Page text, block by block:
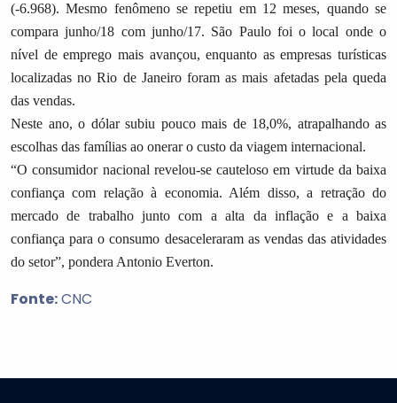
(-6.968). Mesmo fenômeno se repetiu em 12 meses, quando se
compara junho/18 com junho/17. São Paulo foi o local onde o
nível de emprego mais avançou, enquanto as empresas turísticas
localizadas no Rio de Janeiro foram as mais afetadas pela queda
das vendas.
Neste ano, o dólar subiu pouco mais de 18,0%, atrapalhando as
escolhas das famílias ao onerar o custo da viagem internacional.
“O consumidor nacional revelou-se cauteloso em virtude da baixa
confiança com relação à economia. Além disso, a retração do
mercado de trabalho junto com a alta da inflação e a baixa
confiança para o consumo desaceleraram as vendas das atividades
do setor”, pondera Antonio Everton.
Fonte:CNC